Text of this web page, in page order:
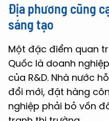
Địa phương cũng
sáng tạo
Một đặc điểm quan
Quốc là doanh
của R&D. Nhà nước
đổi mới, đặt hàng
nghiệp phải bỏ vốn